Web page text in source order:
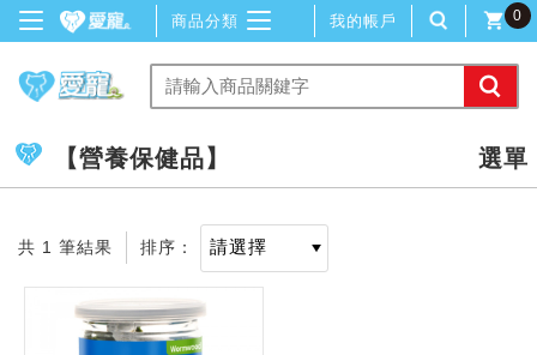
商品分類 我的帳戶 0
【營養保健品】
共 1 筆結果 排序：